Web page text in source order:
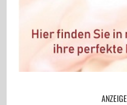
ANZEIGE